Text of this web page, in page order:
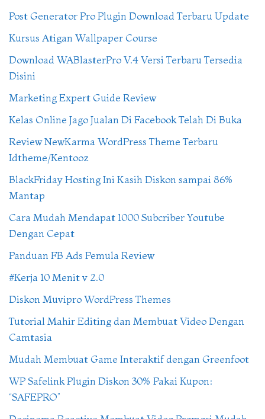
Post Generator Pro Plugin Download Terbaru Update
Kursus Atigan Wallpaper Course
Download WABlasterPro V.4 Versi Terbaru Tersedia
Disini
Marketing Expert Guide Review
Kelas Online Jago Jualan Di Facebook Telah Di Buka
Review NewKarma WordPress Theme Terbaru
Idtheme/Kentooz
BlackFriday Hosting Ini Kasih Diskon sampai 86%
Mantap
Cara Mudah Mendapat 1000 Subcriber Youtube
Dengan Cepat
Panduan FB Ads Pemula Review
#Kerja 10 Menit v 2.0
Diskon Muvipro WordPress Themes
Tutorial Mahir Editing dan Membuat Video Dengan
Camtasia
Mudah Membuat Game Interaktif dengan Greenfoot
WP Safelink Plugin Diskon 30% Pakai Kupon:
“SAFEPRO”